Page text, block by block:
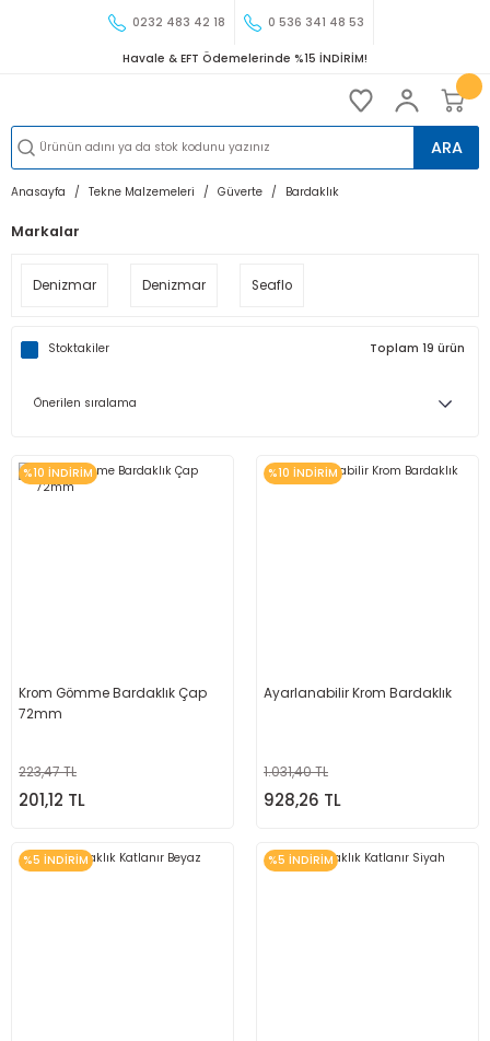
0232 483 42 18 0 536 341 48 53
Havale & EFT Ödemelerinde %15 İNDİRİM!
ARA
Anasayfa Tekne Malzemeleri Güverte Bardaklık
Markalar
Denizmar Denizmar Seaflo
Stoktakiler Toplam 19 ürün
%10 İNDİRİM
Krom Gömme Bardaklık Çap
72mm
223,47 TL
201,12 TL
%10 İNDİRİM
Ayarlanabilir Krom Bardaklık
1.031,40 TL
928,26 TL
%5 İNDİRİM %5 İNDİRİM